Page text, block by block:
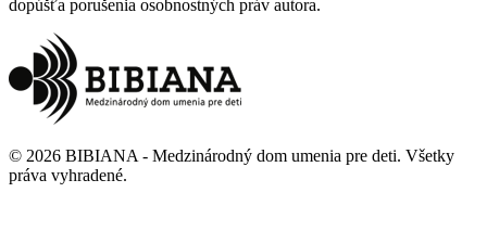
dopúšťa porušenia osobnostných práv autora.
© 2026 BIBIANA - Medzinárodný dom umenia pre deti. Všetky
práva vyhradené.